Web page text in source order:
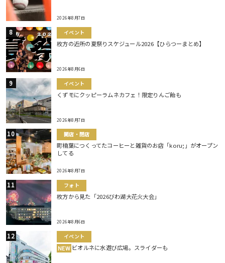
2026年8月7日
イベント
枚方の近所の夏祭りスケジュール2026【ひらつーまとめ】
2026年8月6日
イベント
くずモにクッピーラムネカフェ！限定りんご飴も
2026年8月7日
開店・閉店
町楠葉につくってたコーヒーと雑貨のお店「koru;」がオープン
してる
2026年8月7日
フォト
枚方から見た「2026びわ湖大花火大会」
2026年8月6日
イベント
NEW ビオルネに水遊び広場。スライダーも